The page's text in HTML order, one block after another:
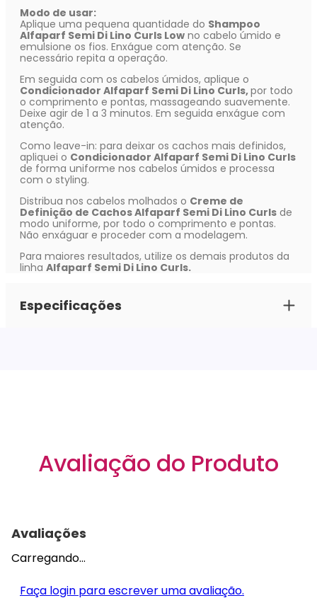
Modo de usar:
Aplique uma pequena quantidade do Shampoo
Alfaparf Semi Di Lino Curls Low no cabelo úmido e
emulsione os fios. Enxágue com atenção. Se
necessário repita a operação.
Em seguida com os cabelos úmidos, aplique o
Condicionador Alfaparf Semi Di Lino Curls,por todo
o comprimento e pontas, massageando suavemente.
Deixe agir de 1 a 3 minutos. Em seguida enxágue com
atenção.
Como leave-in: para deixar os cachos mais definidos,
apliquei o Condicionador Alfaparf Semi Di Lino Curls
de forma uniforme nos cabelos úmidos e processa
com o styling.
Distribua nos cabelos molhados o Creme de
Definição de Cachos Alfaparf Semi Di Lino Curls de
modo uniforme, por todo o comprimento e pontas.
Não enxáguar e proceder com a modelagem.
Para maiores resultados, utilize os demais produtos da
linha Alfaparf Semi Di Lino Curls.
Especificações
Avaliação do Produto
Avaliações
Carregando…
Faça login para escrever uma avaliação.